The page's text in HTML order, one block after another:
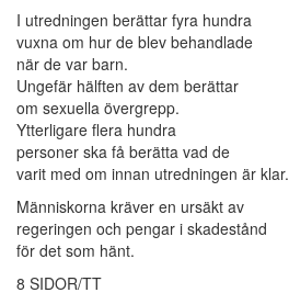
I utredningen berättar fyra hundra
vuxna om hur de blev behandlade
när de var barn.
Ungefär hälften av dem berättar
om sexuella övergrepp.
Ytterligare flera hundra
personer ska få berätta vad de
varit med om innan utredningen är klar.
Människorna kräver en ursäkt av
regeringen och pengar i skadestånd
för det som hänt.
8 SIDOR/TT